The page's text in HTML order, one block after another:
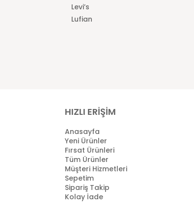
Levi’s
Lufian
HIZLI ERİŞİM
Anasayfa
Yeni Ürünler
Fırsat Ürünleri
Tüm Ürünler
Müşteri Hizmetleri
Sepetim
Sipariş Takip
Kolay İade